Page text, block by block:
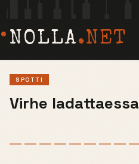
NOLLA.NET
SPOTTI
Virhe ladattaessa